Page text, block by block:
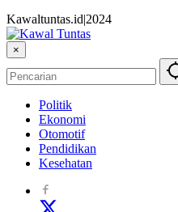
Kawaltuntas.id|2024
×
Politik
Ekonomi
Otomotif
Pendidikan
Kesehatan